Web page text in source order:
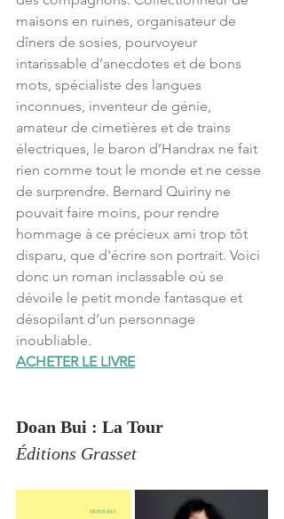
maisons en ruines, organisateur de
dîners de sosies, pourvoyeur
intarissable d’anecdotes et de bons
mots, spécialiste des langues
inconnues, inventeur de génie,
amateur de cimetières et de trains
électriques, le baron d’Handrax ne fait
rien comme tout le monde et ne cesse
de surprendre. Bernard Quiriny ne
pouvait faire moins, pour rendre
hommage à ce précieux ami trop tôt
disparu, que d'écrire son portrait. Voici
donc un roman inclassable où se
dévoile le petit monde fantasque et
désopilant d’un personnage
inoubliable.
ACHETER LE LIVRE
Doan Bui : La Tour
Éditions Grasset